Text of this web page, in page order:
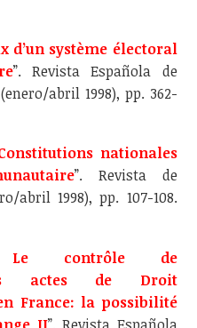
d’un système électoral
”. Revista Española de
abril 1998), pp. 362-
nationales
”. Revista de
abril 1998), pp. 107-108.
Le contrôle de
actes de Droit
France: la possibilité